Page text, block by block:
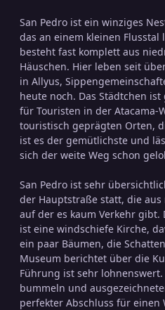
San Pedro ist ein winziges
das an einem kleinen Flusstal
besteht fast komplett aus
Häuschen. Hier leben seit
in Allyus,
heute noch. Das Städtchen
für Touristen in der Atacama-
touristisch geprägten Orten,
ist es der gemütlichste und
sich der weite Weg schon
San Pedro ist sehr
der Hauptstraße statt, die
auf der es kaum Verkehr gibt.
ist eine windschiefe Kirche,
ein paar Bäumen, die
Museum berichtet über die
Führung ist sehr
bummeln und
perfekter Abschluss für einen